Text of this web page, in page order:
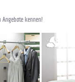
Angebote kennen!